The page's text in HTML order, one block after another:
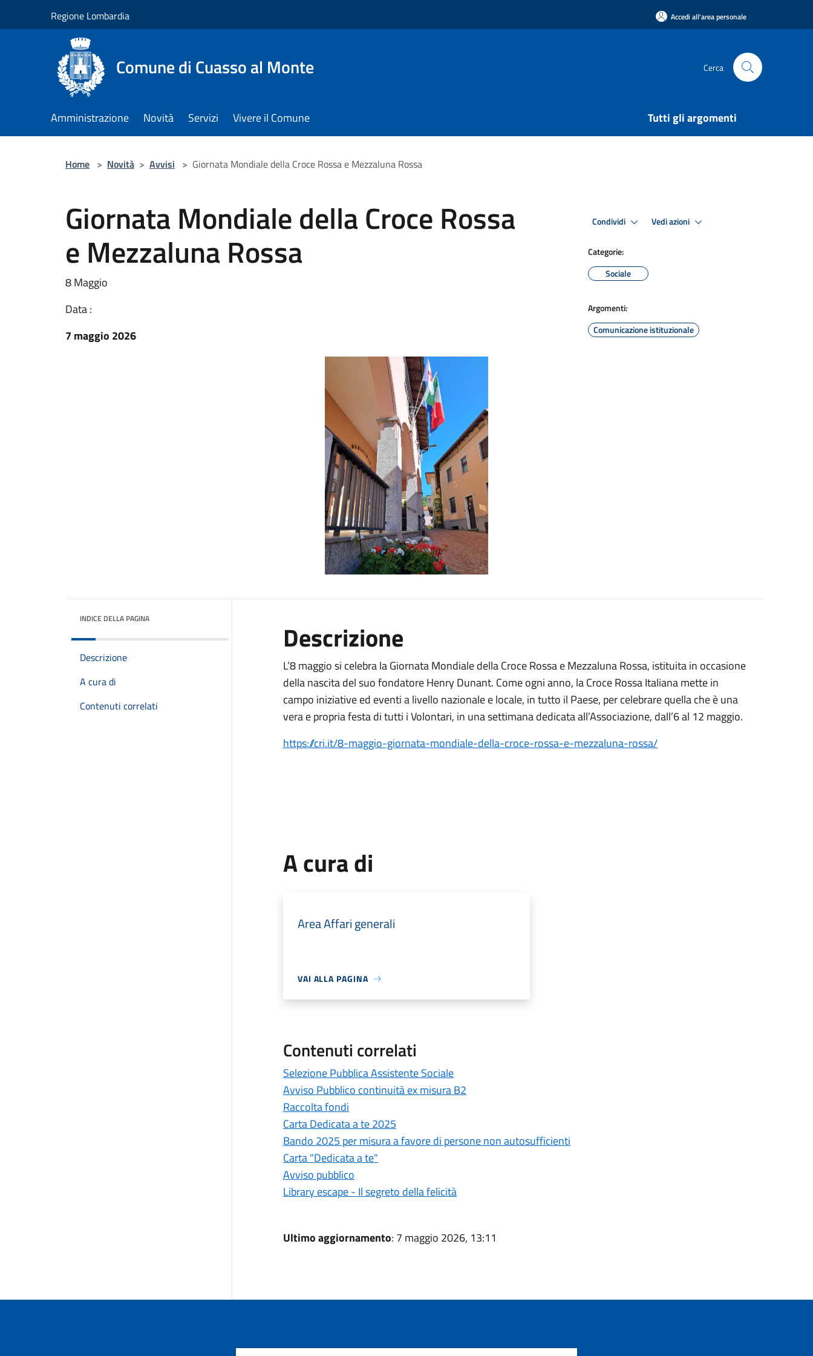
Regione Lombardia Accedi all'area personale
Comune di Cuasso al Monte Cerca
Amministrazione Novità Servizi Vivere il Comune Tutti gli argomenti
Home > Novità > Avvisi > Giornata Mondiale della Croce Rossa e Mezzaluna Rossa
Giornata Mondiale della Croce Rossa
e Mezzaluna Rossa
8 Maggio
Data :
7 maggio 2026
Condividi Vedi azioni
Categorie:
Sociale
Argomenti:
Comunicazione istituzionale
INDICE DELLA PAGINA
Descrizione
A cura di
Contenuti correlati
Descrizione
L’8 maggio si celebra la Giornata Mondiale della Croce Rossa e Mezzaluna Rossa, istituita in occasione
della nascita del suo fondatore Henry Dunant. Come ogni anno, la Croce Rossa Italiana mette in
campo iniziative ed eventi a livello nazionale e locale, in tutto il Paese, per celebrare quella che è una
vera e propria festa di tutti i Volontari, in una settimana dedicata all’Associazione, dall’6 al 12 maggio.
https://cri.it/8-maggio-giornata-mondiale-della-croce-rossa-e-mezzaluna-rossa/
A cura di
Area Affari generali
VAI ALLA PAGINA
Contenuti correlati
Selezione Pubblica Assistente Sociale
Avviso Pubblico continuità ex misura B2
Raccolta fondi
Carta Dedicata a te 2025
Bando 2025 per misura a favore di persone non autosufficienti
Carta "Dedicata a te"
Avviso pubblico
Library escape - Il segreto della felicità
Ultimo aggiornamento: 7 maggio 2026, 13:11